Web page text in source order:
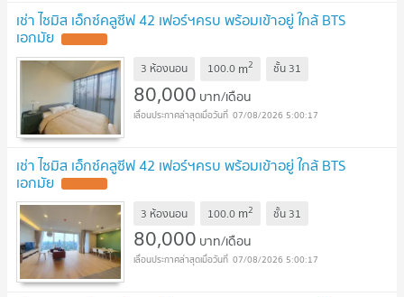
เช่า ไซมิส เอ็กซ์คลูซีฟ 42 เฟอร์ฯครบ พร้อมเข้าอยู่ ใกล้ BTS
เอกมัย
3 ห้องนอน 100.0 m2 ชั้น 31
80,000 บาท/เดือน
07/08/2026 5:00:17
เช่า ไซมิส เอ็กซ์คลูซีฟ 42 เฟอร์ฯครบ พร้อมเข้าอยู่ ใกล้ BTS
เอกมัย
3 ห้องนอน 100.0 m2 ชั้น 31
80,000 บาท/เดือน
07/08/2026 5:00:17